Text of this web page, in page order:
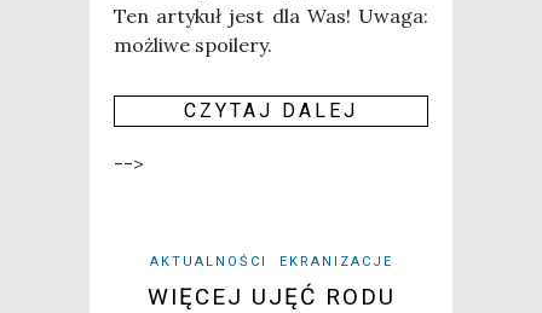
Ten arty­kuł jest dla Was! Uwa­ga:
moż­li­we spo­ile­ry.
CZY­TAJ DALEJ
-->
AKTUALNOŚCI EKRANIZACJE
WIĘCEJ UJĘĆ RODU